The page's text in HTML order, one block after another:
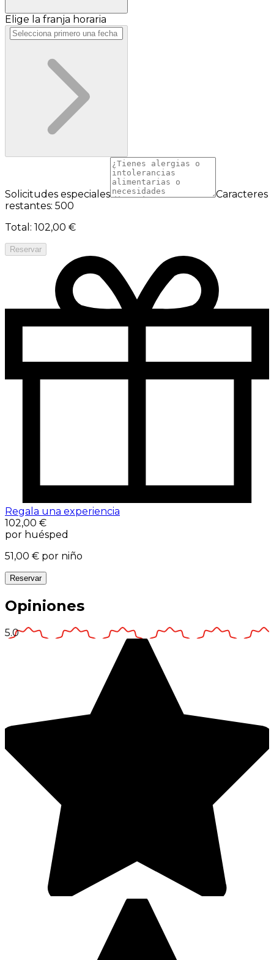
Elige la franja horaria
Solicitudes especiales
Caracteres
restantes: 500
Total : 102,00 €
Reservar
Regala una experiencia
102,00 €
por huésped
51,00 € por niño
Reservar
Opiniones
5.0